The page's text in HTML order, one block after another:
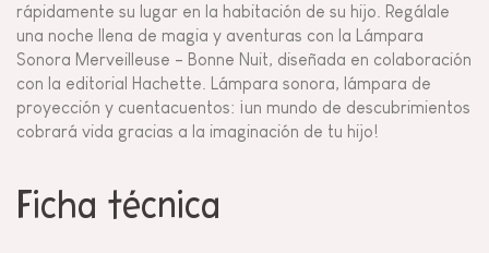
rápidamente su lugar en la habitación de su hijo. Regálale
una noche llena de magia y aventuras con la Lámpara
Sonora Merveilleuse - Bonne Nuit, diseñada en colaboración
con la editorial Hachette. Lámpara sonora, lámpara de
proyección y cuentacuentos: ¡un mundo de descubrimientos
cobrará vida gracias a la imaginación de tu hijo!
Ficha técnica